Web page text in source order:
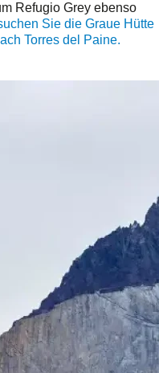
Refugio Grey ebenso
Sie die Graue Hütte
Torres del Paine.